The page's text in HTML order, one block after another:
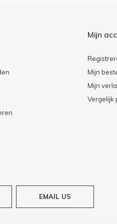
Mijn
Mijn
Mijn
Vergelijk
EMAIL US